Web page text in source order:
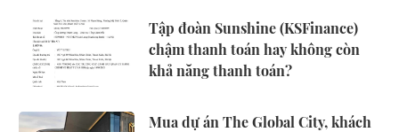
Tập đoàn Sunshine (KSFinance)
chậm thanh toán hay không còn
khả năng thanh toán?
Mua dự án The Global City, khách